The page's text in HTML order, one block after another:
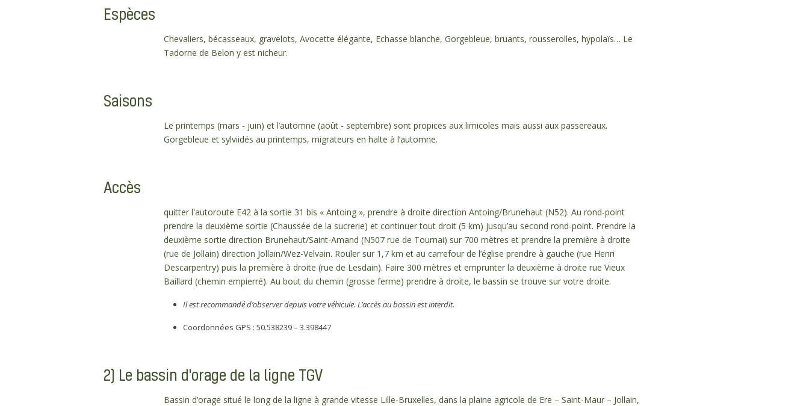
Espèces
Chevaliers, bécasseaux, gravelots, Avocette élégante, Echasse blanche, Gorgebleue, bruants, rousserolles, hypolaïs… Le
Tadorne de Belon y est nicheur.
Saisons
Le printemps (mars - juin) et l’automne (août - septembre) sont propices aux limicoles mais aussi aux passereaux.
Gorgebleue et sylviidés au printemps, migrateurs en halte à l’automne.
Accès
quitter l'autoroute E42 à la sortie 31 bis « Antoing », prendre à droite direction Antoing/Brunehaut (N52). Au rond-point
prendre la deuxième sortie (Chaussée de la sucrerie) et continuer tout droit (5 km) jusqu’au second rond-point. Prendre la
deuxième sortie direction Brunehaut/Saint-Amand (N507 rue de Tournai) sur 700 mètres et prendre la première à droite
(rue de Jollain) direction Jollain/Wez-Velvain. Rouler sur 1,7 km et au carrefour de l’église prendre à gauche (rue Henri
Descarpentry) puis la première à droite (rue de Lesdain). Faire 300 mètres et emprunter la deuxième à droite rue Vieux
Baillard (chemin empierré). Au bout du chemin (grosse ferme) prendre à droite, le bassin se trouve sur votre droite.
Il est recommandé d’observer depuis votre véhicule. L’accès au bassin est interdit.
Coordonnées GPS : 50.538239 – 3.398447
2) Le bassin d'orage de la ligne TGV
Bassin d’orage situé le long de la ligne à grande vitesse Lille-Bruxelles, dans la plaine agricole de Ere – Saint-Maur – Jollain,